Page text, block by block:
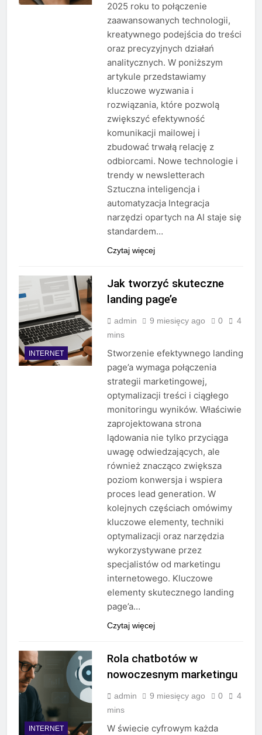
2025 roku to połączenie
zaawansowanych technologii,
kreatywnego podejścia do treści
oraz precyzyjnych działań
analitycznych. W poniższym
artykule przedstawiamy
kluczowe wyzwania i
rozwiązania, które pozwolą
zwiększyć efektywność
komunikacji mailowej i
zbudować trwałą relację z
odbiorcami. Nowe technologie i
trendy w newsletterach
Sztuczna inteligencja i
automatyzacja Integracja
narzędzi opartych na AI staje się
standardem…
Czytaj więcej
INTERNET
Jak tworzyć skuteczne
landing page’e
admin 9 miesięcy ago 0
4
mins
Stworzenie efektywnego landing
page’a wymaga połączenia
strategii marketingowej,
optymalizacji treści i ciągłego
monitoringu wyników. Właściwie
zaprojektowana strona
lądowania nie tylko przyciąga
uwagę odwiedzających, ale
również znacząco zwiększa
poziom konwersja i wspiera
proces lead generation. W
kolejnych częściach omówimy
kluczowe elementy, techniki
optymalizacji oraz narzędzia
wykorzystywane przez
specjalistów od marketingu
internetowego. Kluczowe
elementy skutecznego landing
page’a…
Czytaj więcej
INTERNET
Rola chatbotów w
nowoczesnym marketingu
admin 9 miesięcy ago 0
4
mins
W świecie cyfrowym każda